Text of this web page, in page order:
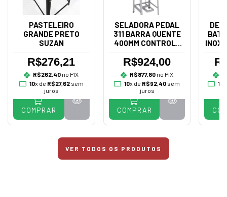
PASTELEIRO
GRANDE PRETO
SUZAN
R$276,21
R$262,40 no PIX
10x de R$27,62sem
juros
COMPRAR
SELADORA PEDAL
311 BARRA QUENTE
400MM CONTROLE
R$924,00
R$877,80 no PIX
10x de R$92,40sem
juros
COMPRAR
INOX
10
VER TODOS OS PRODUTOS